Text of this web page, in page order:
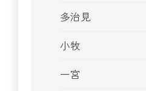
多治見
小牧
一宮